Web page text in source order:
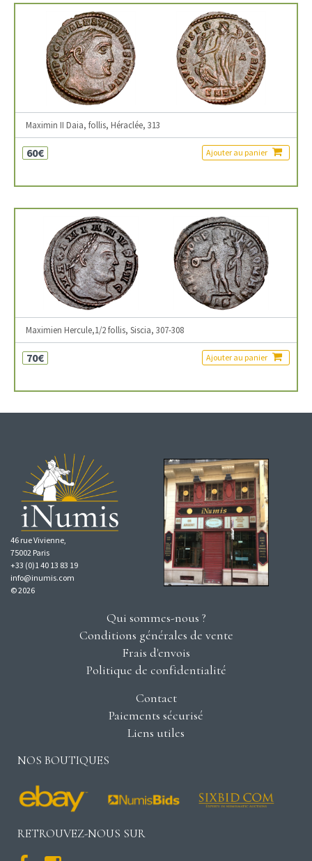
Maximin II Daia, follis, Héraclée, 313
60€ Ajouter au panier
Maximien Hercule,1/2 follis, Siscia, 307-308
70€ Ajouter au panier
46 rue Vivienne,
75002 Paris
+33 (0)1 40 13 83 19
info@inumis.com
© 2026
Qui sommes-nous ?
Conditions générales de vente
Frais d'envois
Politique de confidentialité
Contact
Paiements sécurisé
Liens utiles
NOS BOUTIQUES
RETROUVEZ-NOUS SUR